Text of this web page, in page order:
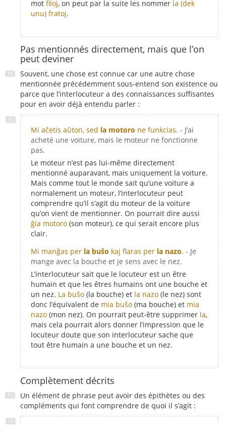
mot filoj, on peut par la suite les nommer la (dek
unu) fratoj.
Pas mentionnés directement, mais que l’on
peut deviner
Souvent, une chose est connue car une autre chose
mentionnée précédemment sous-entend son existence ou
parce que l’interlocuteur a des connaissances suffisantes
pour en avoir déjà entendu parler :
Mi aĉetis aŭton, sed la motoro ne funkcias. - J’ai
acheté une voiture, mais le moteur ne fonctionne
pas.
Le moteur n’est pas lui-même directement
mentionné auparavant, mais uniquement la voiture.
Mais comme tout le monde sait qu’une voiture a
normalement un moteur, l’interlocuteur peut
comprendre qu’il s’agit du moteur de la voiture
qu’on vient de mentionner. On pourrait dire aussi
ĝia motoro (son moteur), ce qui serait encore plus
clair.
Mi manĝas per la buŝo kaj flaras per la nazo. - Je
mange avec la bouche et je sens avec le nez.
L’interlocuteur sait que le locuteur est un être
humain et que les êtres humains ont une bouche et
un nez. La buŝo (la bouche) et la nazo (le nez) sont
donc l’équivalent de mia buŝo (ma bouche) et mia
nazo (mon nez). On pourrait peut-être supprimer la,
mais cela pourrait alors donner l’impression que le
locuteur doute que son interlocuteur sache que
tout être humain a une bouche et un nez.
Complètement décrits
Un élément de phrase peut avoir des épithètes ou des
compléments qui font comprendre de quoi il s’agit :